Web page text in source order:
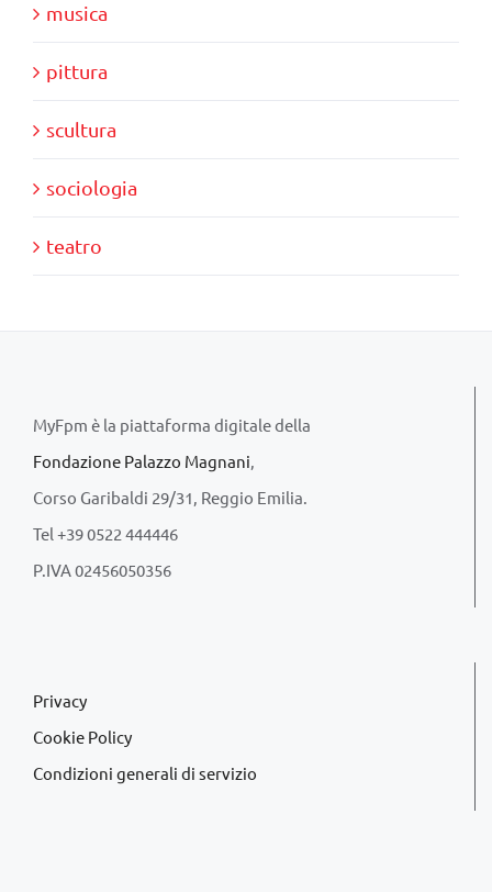
musica
pittura
scultura
sociologia
teatro
MyFpm è la piattaforma digitale della
Fondazione Palazzo Magnani,
Corso Garibaldi 29/31, Reggio Emilia.
Tel +39 0522 444446
P.IVA 02456050356
Privacy
Cookie Policy
Condizioni generali di servizio